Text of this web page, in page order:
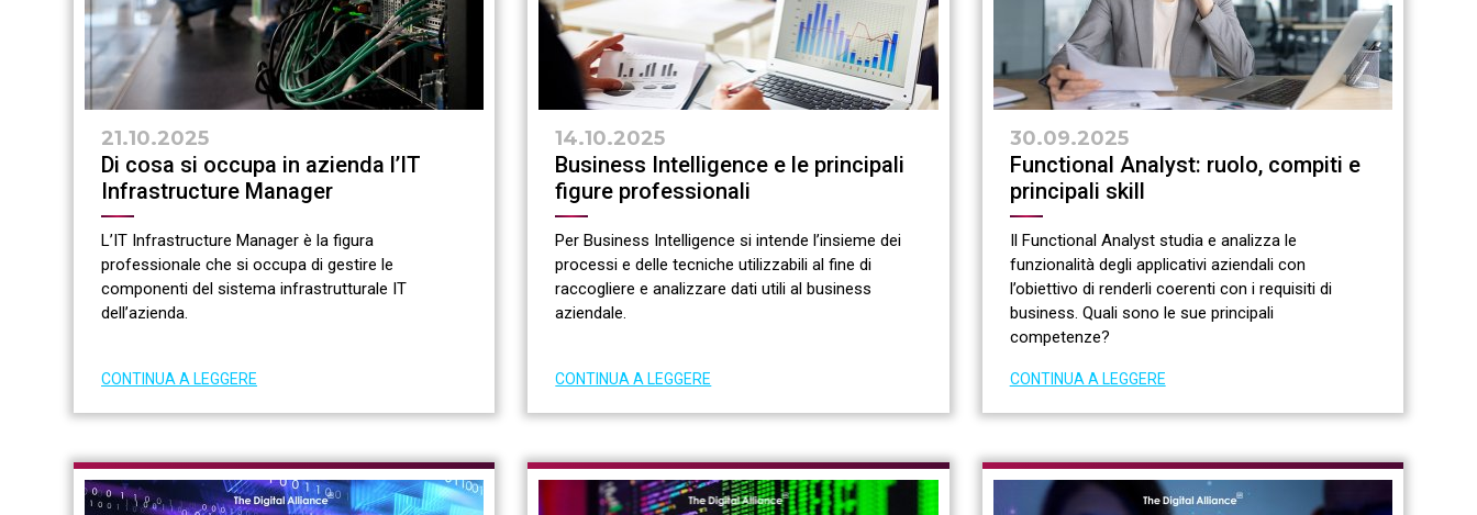
21.10.2025
Di cosa si occupa in azienda l’IT
Infrastructure Manager
L’IT Infrastructure Manager è la figura
professionale che si occupa di gestire le
componenti del sistema infrastrutturale IT
dell’azienda.
CONTINUA A LEGGERE
14.10.2025
Business Intelligence e le principali
figure professionali
Per Business Intelligence si intende l’insieme dei
processi e delle tecniche utilizzabili al fine di
raccogliere e analizzare dati utili al business
aziendale.
CONTINUA A LEGGERE
30.09.2025
Functional Analyst: ruolo, compiti e
principali skill
Il Functional Analyst studia e analizza le
funzionalità degli applicativi aziendali con
l’obiettivo di renderli coerenti con i requisiti di
business. Quali sono le sue principali
competenze?
CONTINUA A LEGGERE